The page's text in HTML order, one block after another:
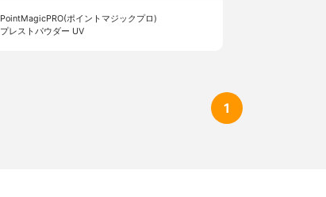
PointMagicPRO(ポイントマジックプロ)
プレストパウダー UV
1